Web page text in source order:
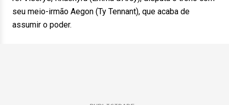
seu meio-irmão Aegon (Ty Tennant), que acaba de
assumir o poder.